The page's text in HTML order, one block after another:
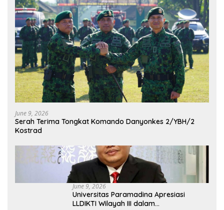
June 9, 2026
Serah Terima Tongkat Komando Danyonkes 2/YBH/2
Kostrad
June 9, 2026
Universitas Paramadina Apresiasi
LLDIKTI Wilayah III dalam